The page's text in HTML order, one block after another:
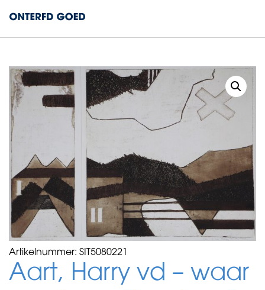
Artikelnummer: SIT5080221
Aart, Harry vd – waar